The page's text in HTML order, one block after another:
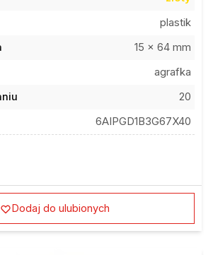
plastik
15 x 64 mm
agrafka
20
6AIPGD1B3G67X40
Dodaj do ulubionych